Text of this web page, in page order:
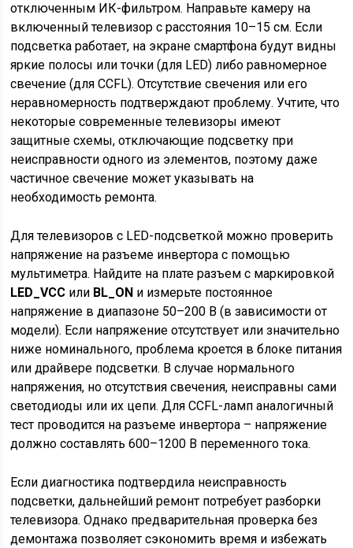
отключенным ИК-фильтром. Направьте камеру на
включенный телевизор с расстояния 10–15 см. Если
подсветка работает, на экране смартфона будут видны
яркие полосы или точки (для LED) либо равномерное
свечение (для CCFL). Отсутствие свечения или его
неравномерность подтверждают проблему. Учтите, что
некоторые современные телевизоры имеют
защитные схемы, отключающие подсветку при
неисправности одного из элементов, поэтому даже
частичное свечение может указывать на
необходимость ремонта.
Для телевизоров с LED-подсветкой можно проверить
напряжение на разъеме инвертора с помощью
мультиметра. Найдите на плате разъем с маркировкой
LED_VCC или BL_ON и измерьте постоянное
напряжение в диапазоне 50–200 В (в зависимости от
модели). Если напряжение отсутствует или значительно
ниже номинального, проблема кроется в блоке питания
или драйвере подсветки. В случае нормального
напряжения, но отсутствия свечения, неисправны сами
светодиоды или их цепи. Для CCFL-ламп аналогичный
тест проводится на разъеме инвертора – напряжение
должно составлять 600–1200 В переменного тока.
Если диагностика подтвердила неисправность
подсветки, дальнейший ремонт потребует разборки
телевизора. Однако предварительная проверка без
демонтажа позволяет сэкономить время и избежать